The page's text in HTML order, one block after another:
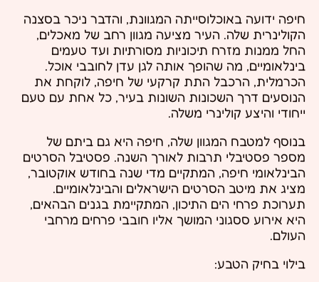
חיפה ידועה באוכלוסייתה המגוונת, והדבר ניכר בסצנה
הקולינרית שלה. העיר מציעה מגוון רחב של מאכלים,
החל ממנות מזרח תיכוניות מסורתיות ועד טעמים
בינלאומיים, מה שהופך אותה לגן עדן לחובבי אוכל.
הכרמלית, הרכבל התת קרקעי של חיפה, לוקחת את
הנוסעים דרך השכונות השונות בעיר, כל אחת עם טעם
ייחודי והיצע קולינרי משלה.
בנוסף למטבח המגוון שלה, חיפה היא גם ביתם של
מספר פסטיבלי תרבות לאורך השנה. פסטיבל הסרטים
הבינלאומי חיפה, המתקיים מדי שנה בחודש אוקטובר,
מציג את מיטב הסרטים הישראלים והבינלאומיים.
תערוכת פרחי הים התיכון, המתקיימת בגנים הבהאים,
היא אירוע ססגוני המושך אליו חובבי פרחים מרחבי
העולם.
בילוי בחיק הטבע: